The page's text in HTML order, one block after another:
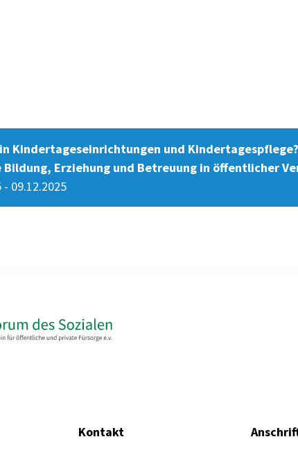
Kindertageseinrichtungen und
Erziehung und Betreuung in öffentlicher
- 09.12.2025
Kontakt